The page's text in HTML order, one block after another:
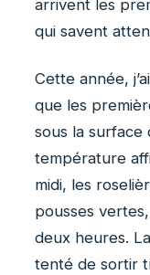
arrivent les
qui savent
Cette année,
que les
sous la surface
température
midi, les
pousses
deux heures.
tenté de sortir